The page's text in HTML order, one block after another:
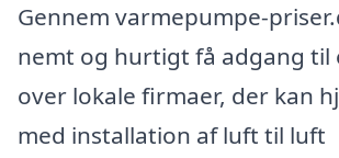
Gennem varmepumpe-
nemt og hurtigt få adgang til
over lokale firmaer, der kan
med installation af luft til luft